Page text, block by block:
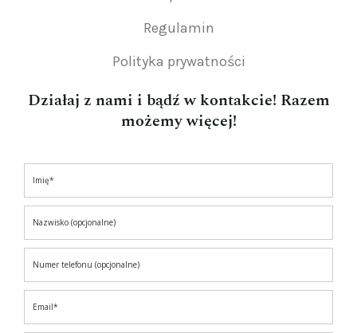
Regulamin
Polityka prywatności
Działaj z nami i bądź w kontakcie! Razem
możemy więcej!